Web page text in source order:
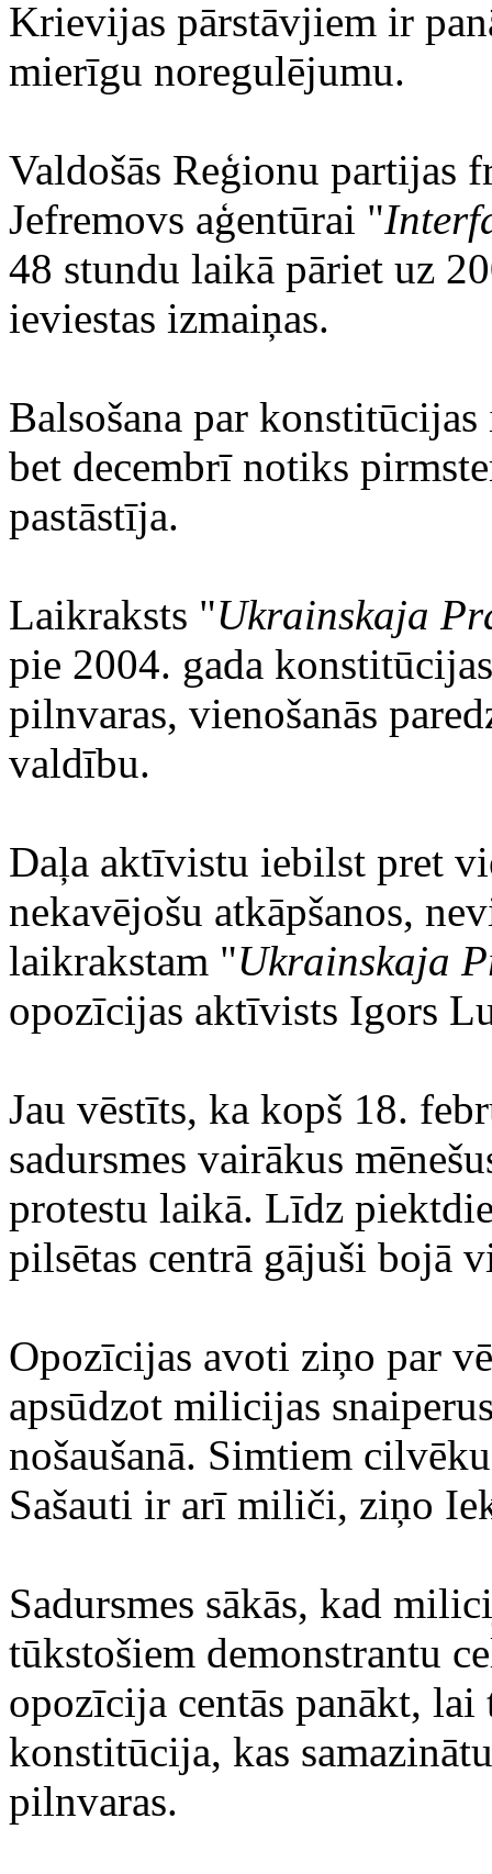
Krievijas pārstāvjiem ir
mierīgu noregulējumu.
Valdošās Reģionu partijas
Jefremovs aģentūrai "
48 stundu laikā pāriet uz
ieviestas izmaiņas.
Balsošana par
bet decembrī notiks
pastāstīja.
Laikraksts "Ukrainskaja
pie 2004. gada
pilnvaras, vienošanās
valdību.
Daļa aktīvistu iebilst pret
nekavējošu atkāpšanos,
laikrakstam "Ukrainskaja
opozīcijas aktīvists Igors
Jau vēstīts, ka kopš 18.
sadursmes vairākus
protestu laikā. Līdz
pilsētas centrā gājuši bojā
Opozīcijas avoti ziņo par
apsūdzot milicijas
nošaušanā. Simtiem
Sašauti ir arī miliči, ziņo
Sadursmes sākās, kad
tūkstošiem demonstrantu
opozīcija centās panākt,
konstitūcija, kas
pilnvaras.